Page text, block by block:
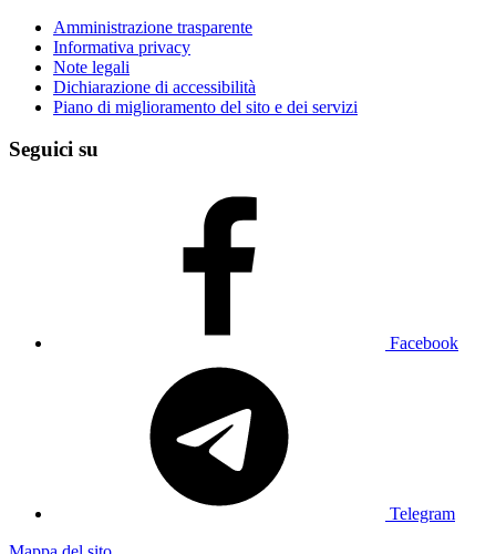
Amministrazione trasparente
Informativa privacy
Note legali
Dichiarazione di accessibilità
Piano di miglioramento del sito e dei servizi
Seguici su
Facebook
Telegram